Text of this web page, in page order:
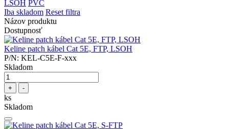
LSOH PVC
Iba skladom Reset filtra
Názov produktu
Dostupnosť
Keline patch kábel Cat 5E, FTP, LSOH
P/N: KEL-C5E-F-xxx
Skladom
+ -
ks
Skladom